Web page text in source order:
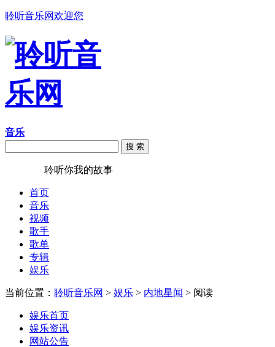
聆听音乐网欢迎您
音乐
搜 索
聆听你我的故事
首页
音乐
视频
歌手
歌单
专辑
娱乐
当前位置： 聆听音乐网 > 娱乐 > 内地星闻 > 阅读
娱乐首页
娱乐资讯
网站公告